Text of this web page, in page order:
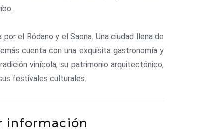
por el Ródano y el Saona. Una ciudad llena de
cuenta con una exquisita gastronomía y
vinícola, su patrimonio arquitectónico,
festivales culturales.
información